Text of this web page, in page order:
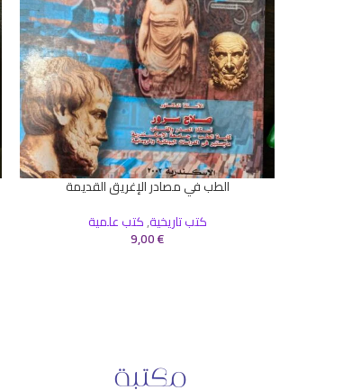
إضافة إلى السلةالطب في مصادر الإغريق القديمة
كتب تاريخية,كتب علمية
9,00€